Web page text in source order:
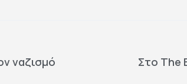
ναζισμό
Στο The